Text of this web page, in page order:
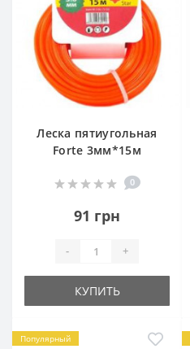
Леска пятиугольная
Forte 3мм*15м
0
91 грн
- +
КУПИТЬ
Популярный